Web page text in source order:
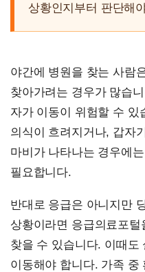
상황인지부터 판단해
야간에 병원을 찾는 사람
찾아가려는 경우가 많습
자가 이동이 위험할 수 있
의식이 흐려지거나, 갑자
마비가 나타나는 경우에
필요합니다.
반대로 응급은 아니지만
상황이라면 응급의료포
찾을 수 있습니다. 이때도
이동해야 합니다. 가족 중